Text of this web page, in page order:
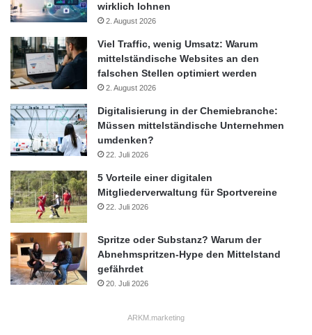
wirklich lohnen
2. August 2026
Viel Traffic, wenig Umsatz: Warum
mittelständische Websites an den
falschen Stellen optimiert werden
2. August 2026
Digitalisierung in der Chemiebranche:
Müssen mittelständische Unternehmen
umdenken?
22. Juli 2026
5 Vorteile einer digitalen
Mitgliederverwaltung für Sportvereine
22. Juli 2026
Spritze oder Substanz? Warum der
Abnehmspritzen-Hype den Mittelstand
gefährdet
20. Juli 2026
ARKM.marketing